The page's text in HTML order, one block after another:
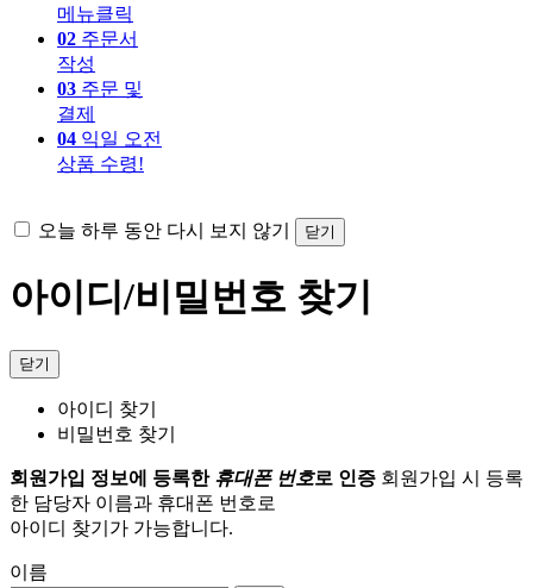
메뉴클릭
02 주문서
작성
03 주문 및
결제
04 익일 오전
상품 수령!
오늘 하루 동안 다시 보지 않기 닫기
아이디/비밀번호 찾기
닫기
아이디 찾기
비밀번호 찾기
회원가입 정보에 등록한 휴대폰 번호로 인증 회원가입 시 등록
한 담당자 이름과 휴대폰 번호로
아이디 찾기가 가능합니다.
이름